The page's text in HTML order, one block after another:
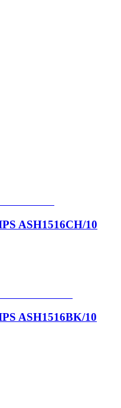
ASH1516CH/10
ASH1516BK/10